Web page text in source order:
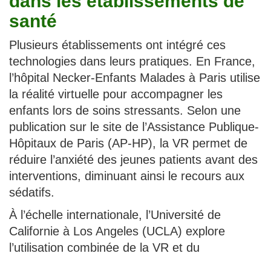
santé
Plusieurs établissements ont intégré ces
technologies dans leurs pratiques. En France,
l’hôpital Necker-Enfants Malades à Paris utilise
la réalité virtuelle pour accompagner les
enfants lors de soins stressants. Selon une
publication sur le site de l’Assistance Publique-
Hôpitaux de Paris (AP-HP), la VR permet de
réduire l’anxiété des jeunes patients avant des
interventions, diminuant ainsi le recours aux
sédatifs.
À l’échelle internationale, l’Université de
Californie à Los Angeles (UCLA) explore
l’utilisation combinée de la VR et du